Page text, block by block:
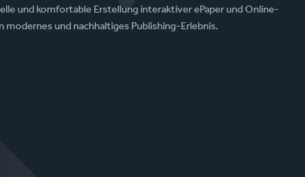
und komfortable Erstellung interaktiver ePaper und Online-
modernes und nachhaltiges Publishing-Erlebnis.